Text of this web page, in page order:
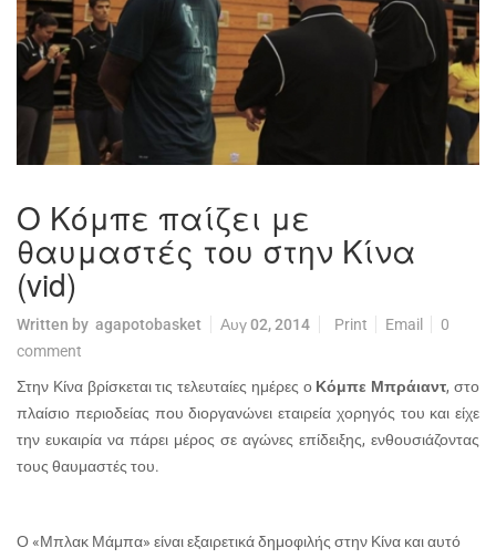
Ο Κόμπε παίζει με
θαυμαστές του στην Κίνα
(vid)
Written by agapotobasket Αυγ 02, 2014 Print Email
0
comment
Στην Κίνα βρίσκεται τις τελευταίες ημέρες ο Κόμπε Μπράιαντ, στο
πλαίσιο περιοδείας που διοργανώνει εταιρεία χορηγός του και είχε
την ευκαιρία να πάρει μέρος σε αγώνες επίδειξης, ενθουσιάζοντας
τους θαυμαστές του.
Ο «Μπλακ Μάμπα» είναι εξαιρετικά δημοφιλής στην Κίνα και αυτό